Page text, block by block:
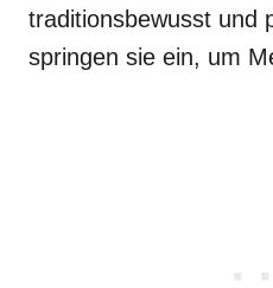
traditionsbewusst und
springen sie ein, um